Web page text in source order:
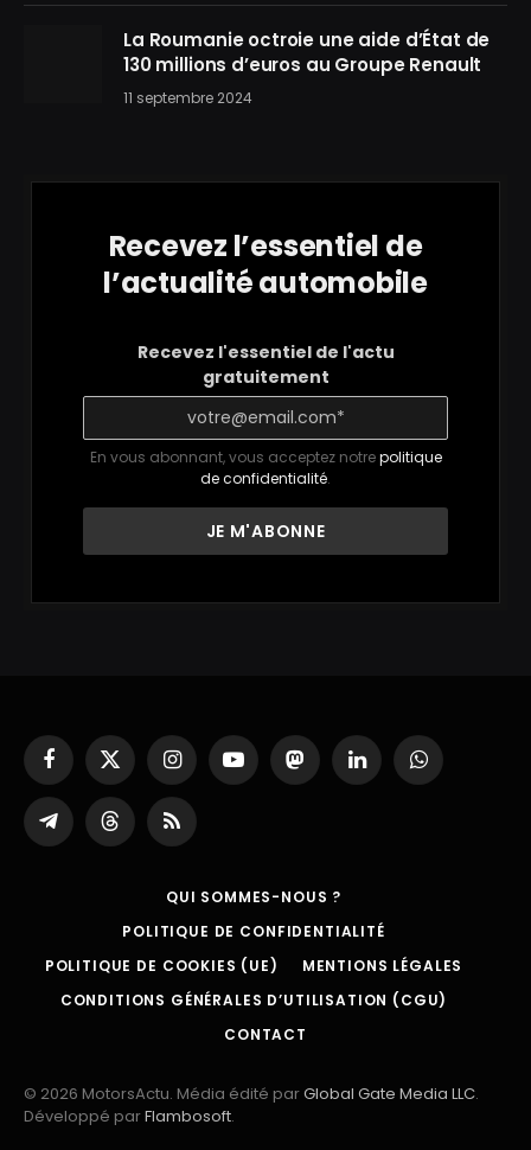
La Roumanie octroie une aide d’État de
130 millions d’euros au Groupe Renault
11 septembre 2024
Recevez l’essentiel de
l’actualité automobile
Recevez l'essentiel de l'actu
gratuitement
En vous abonnant, vous acceptez notrepolitique
de confidentialité.
Facebook
X
(Twitter)
InstagramYouTubeMastodonLinkedInWhatsApp
Partager
sur
ThreadsRSS
QUI SOMMES-NOUS ?
POLITIQUE DE CONFIDENTIALITÉ
POLITIQUE DE COOKIES (UE)
MENTIONS LÉGALES
CONDITIONS GÉNÉRALES D’UTILISATION (CGU)
CONTACT
© 2026 MotorsActu. Média édité parGlobal Gate Media LLC.
Développé parFlambosoft.